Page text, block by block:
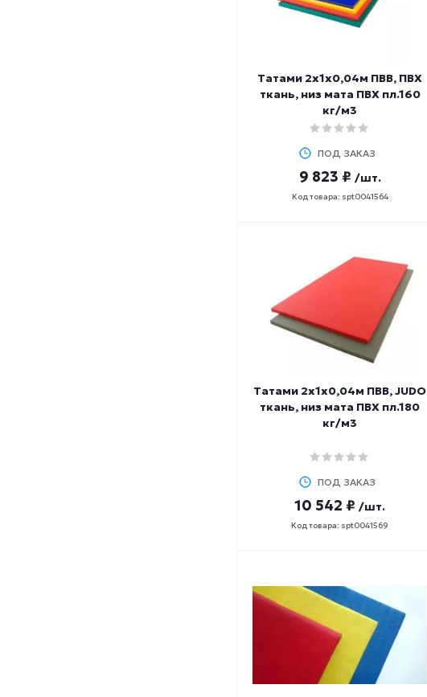
Татами 2х1х0,04м ПВВ, ПВХ
ткань, низ мата ПВХ пл.160
кг/м3
ПОД ЗАКАЗ
9 823 ₽ /шт.
Код товара: spt0041564
Татами 2х1х0,04м ПВВ, JUDO
ткань, низ мата ПВХ пл.180
кг/м3
ПОД ЗАКАЗ
10 542 ₽ /шт.
Код товара: spt0041569